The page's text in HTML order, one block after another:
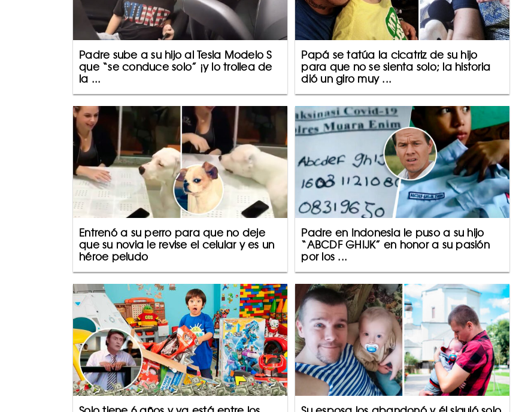
Padre sube a su hijo al Tesla Modelo S
que “se conduce solo” ¡y lo trollea de
la ...
Papá se tatúa la cicatriz de su hijo
para que no se sienta solo; la historia
dió un giro muy ...
Entrenó a su perro para que no deje
que su novia le revise el celular y es un
héroe peludo
Padre en Indonesia le puso a su hijo
“ABCDF GHIJK” en honor a su pasión
por los ...